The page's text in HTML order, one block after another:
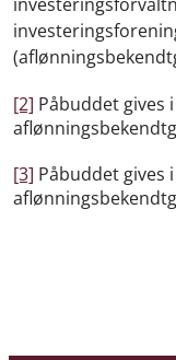
[2] Påbuddet gives
[3] Påbuddet gives